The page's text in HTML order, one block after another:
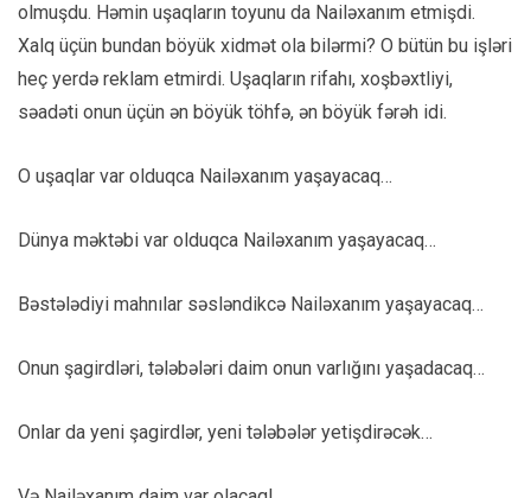
olmuşdu. Həmin uşaqların toyunu da Nailəxanım etmişdi.
Xalq üçün bundan böyük xidmət ola bilərmi? O bütün bu işləri
heç yerdə reklam etmirdi. Uşaqların rifahı, xoşbəxtliyi,
səadəti onun üçün ən böyük töhfə, ən böyük fərəh idi.
O uşaqlar var olduqca Nailəxanım yaşayacaq…
Dünya məktəbi var olduqca Nailəxanım yaşayacaq…
Bəstələdiyi mahnılar səsləndikcə Nailəxanım yaşayacaq…
Onun şagirdləri, tələbələri daim onun varlığını yaşadacaq…
Onlar da yeni şagirdlər, yeni tələbələr yetişdirəcək…